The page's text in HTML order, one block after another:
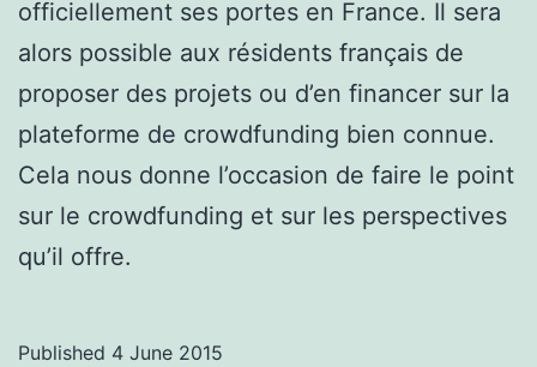
officiellement ses portes en France. Il sera
alors possible aux résidents français de
proposer des projets ou d’en financer sur la
plateforme de crowdfunding bien connue.
Cela nous donne l’occasion de faire le point
sur le crowdfunding et sur les perspectives
qu’il offre.
Published 4 June 2015